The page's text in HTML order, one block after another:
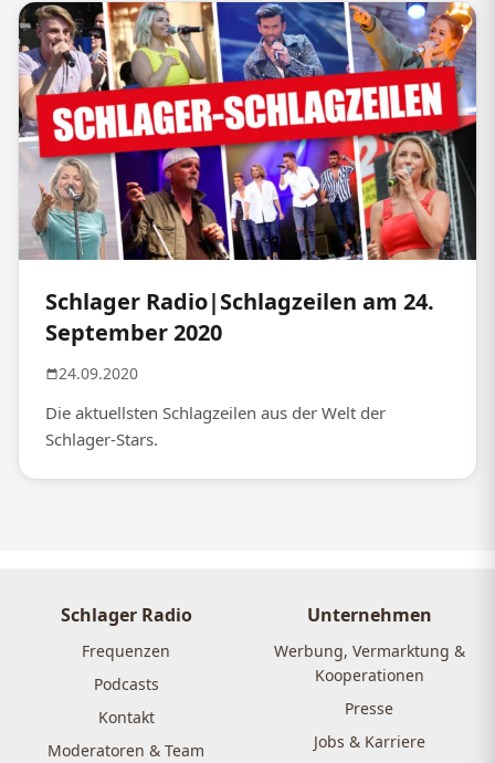
Schlager Radio|Schlagzeilen am 24.
September 2020
24.09.2020
Die aktuellsten Schlagzeilen aus der Welt der
Schlager-Stars.
Schlager Radio
Frequenzen
Podcasts
Kontakt
Moderatoren & Team
Unternehmen
Werbung, Vermarktung &
Kooperationen
Presse
Jobs & Karriere